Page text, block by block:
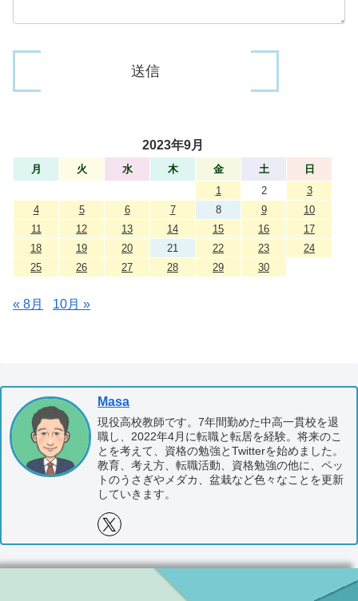
2023年9月
月 火 水 木 金 土
日
1
2
3
4
5 6 7 8 9
10
11
12 13 14 15 16
17
18
19 20 21 22 23
24
25
26 27 28 29 30
« 8月 10月 »
Masa
現役高校教師です。7年間勤めた中高一貫校を退
職し、2022年4月に転職と転居を経験。将来のこ
とを考えて、資格の勉強とTwitterを始めました。
教育、考え方、転職活動、資格勉強の他に、ペッ
トのうさぎやメダカ、盆栽など色々なことを更新
していきます。